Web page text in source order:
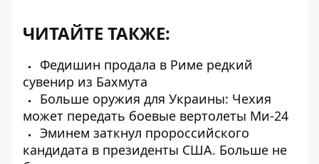
ЧИТАЙТЕ ТАКЖЕ:
Федишин продала в Риме редкий
сувенир из Бахмута
Больше оружия для Украины: Чехия
может передать боевые вертолеты Ми-24
Эминем заткнул пророссийского
кандидата в президенты США. Больше не